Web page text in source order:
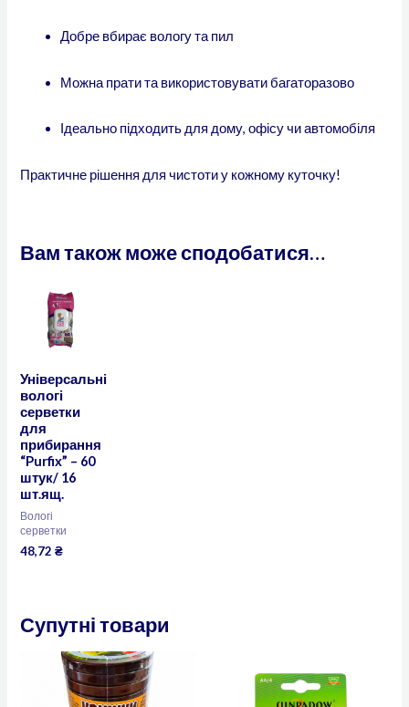
Добре вбирає вологу та пил
Можна прати та використовувати багаторазово
Ідеально підходить для дому, офісу чи автомобіля
Практичне рішення для чистоти у кожному куточку!
Вам також може сподобатися…
Універсальні
вологі
серветки
для
прибирання
“Purfix” – 60
штук/ 16
шт.ящ.
Вологі
серветки
48,72₴
Супутні товари